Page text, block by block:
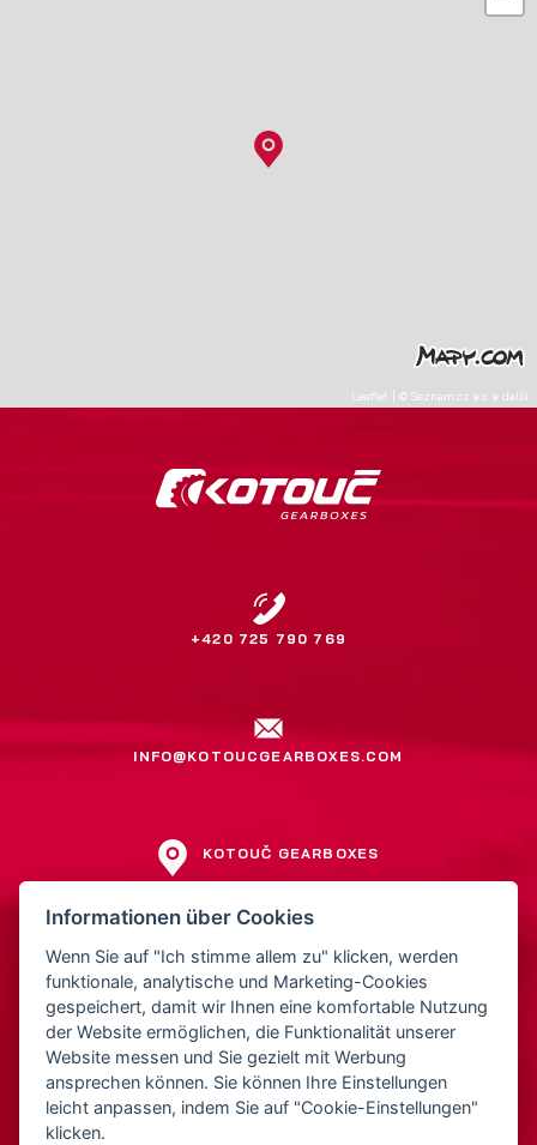
Leaflet ©Seznam.cz a.s. a další
+420 725 790 769
INFO@KOTOUCGEARBOXES.COM
KOTOUČ GEARBOXES
Jiří Kotouč
Přerovská 561
752 01 Kojetín
Tschechien
IČ: 15522211
DIČ: CZ5810221252
Informationen über Cookies
Wenn Sie auf "Ich stimme allem zu" klicken, werden
funktionale, analytische und Marketing-Cookies
gespeichert, damit wir Ihnen eine komfortable Nutzung
der Website ermöglichen, die Funktionalität unserer
Website messen und Sie gezielt mit Werbung
ansprechen können. Sie können Ihre Einstellungen
leicht anpassen, indem Sie auf "Cookie-Einstellungen"
klicken.